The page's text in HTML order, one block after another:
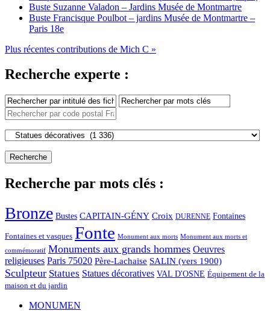
Buste Suzanne Valadon – Jardins Musée de Montmartre
Buste Francisque Poulbot – jardins Musée de Montmartre –
Paris 18e
Plus récentes contributions de Mich C »
Recherche experte :
Recherche par mots clés :
Bronze Bustes CAPITAIN-GÉNY Croix DURENNE Fontaines
Fontaines et vasques Fonte Monument aux morts Monument aux morts et
commémoratif Monuments aux grands hommes Oeuvres
religieuses Paris 75020 Père-Lachaise SALIN (vers 1900)
Sculpteur Statues Statues décoratives VAL D'OSNE Équipement de la
maison et du jardin
MONUMEN